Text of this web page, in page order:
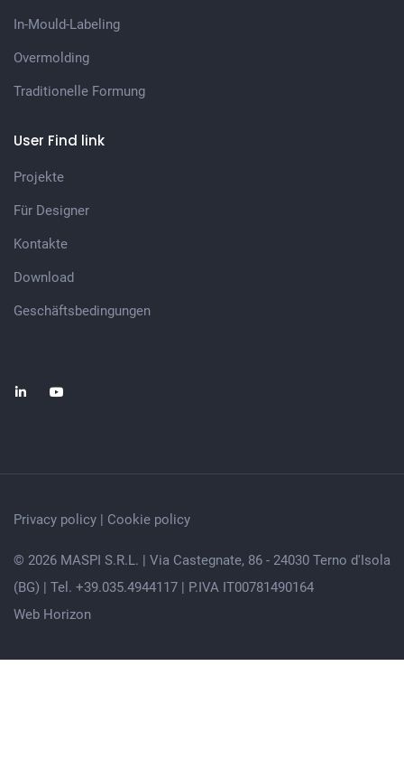
In-Mould-Labeling
Overmolding
Traditionelle Formung
User Find link
Projekte
Für Designer
Kontakte
Download
Geschäftsbedingungen
Privacy policy | Cookie policy
© 2026 MASPI S.R.L. | Via Castegnate, 86 - 24030 Terno d'Isola
(BG) | Tel. +39.035.4944117 | P.IVA IT00781490164
Web Horizon